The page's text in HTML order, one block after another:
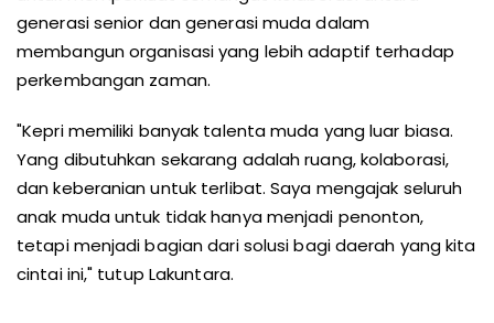
generasi senior dan generasi muda dalam
membangun organisasi yang lebih adaptif terhadap
perkembangan zaman.
"Kepri memiliki banyak talenta muda yang luar biasa.
Yang dibutuhkan sekarang adalah ruang, kolaborasi,
dan keberanian untuk terlibat. Saya mengajak seluruh
anak muda untuk tidak hanya menjadi penonton,
tetapi menjadi bagian dari solusi bagi daerah yang kita
cintai ini," tutup Lakuntara.